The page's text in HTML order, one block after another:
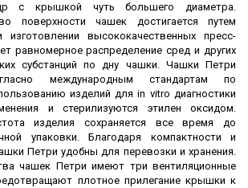
с крышкой чуть большего диаметра.
поверхности чашек достигается путем
изготовлении высококачественных пресс-
равномерное распределение сред и других
субстанций по дну чашки. Чашки Петри
международным стандартам по
изделий для in vitro диагностики
и стерилизуются этилен оксидом.
изделия сохраняется все время до
упаковки. Благодаря компактности и
Петри удобны для перевозки и хранения.
чашек Петри имеют три вентиляционные
плотное прилегание крышки к